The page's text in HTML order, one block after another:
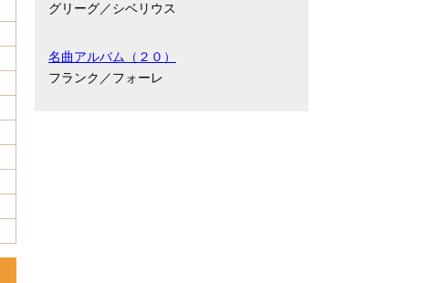
グリーグ／シベリウス
名曲アルバム（２０）
フランク／フォーレ